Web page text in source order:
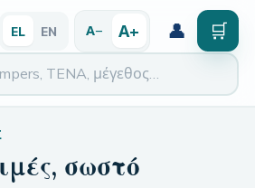
EL EN Α− Α+ 👤 🛒
σωστό